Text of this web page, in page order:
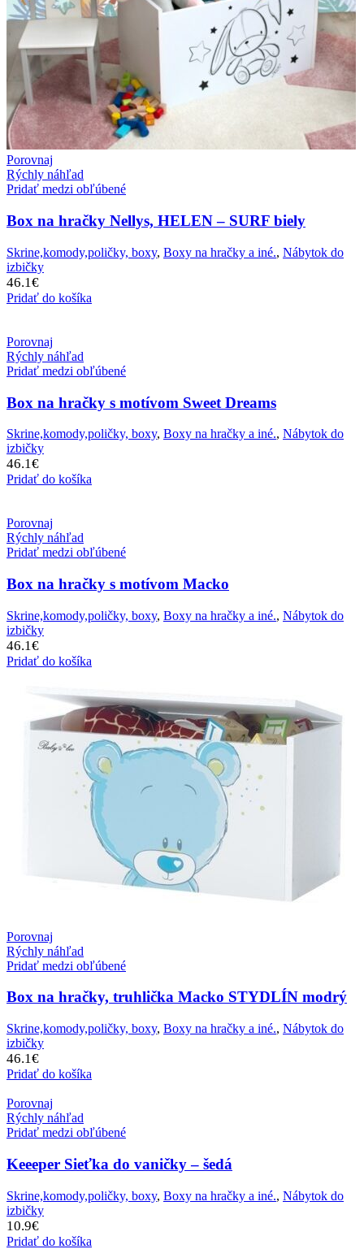
Porovnaj
Rýchly náhľad
Pridať medzi obľúbené
Box na hračky Nellys, HELEN – SURF biely
Skrine,komody,poličky, boxy, Boxy na hračky a iné., Nábytok do
izbičky
46.1€
Pridať do košíka
Porovnaj
Rýchly náhľad
Pridať medzi obľúbené
Box na hračky s motívom Sweet Dreams
Skrine,komody,poličky, boxy, Boxy na hračky a iné., Nábytok do
izbičky
46.1€
Pridať do košíka
Porovnaj
Rýchly náhľad
Pridať medzi obľúbené
Box na hračky s motívom Macko
Skrine,komody,poličky, boxy, Boxy na hračky a iné., Nábytok do
izbičky
46.1€
Pridať do košíka
Porovnaj
Rýchly náhľad
Pridať medzi obľúbené
Box na hračky, truhlička Macko STYDLÍN modrý
Skrine,komody,poličky, boxy, Boxy na hračky a iné., Nábytok do
izbičky
46.1€
Pridať do košíka
Porovnaj
Rýchly náhľad
Pridať medzi obľúbené
Keeeper Sieťka do vaničky – šedá
Skrine,komody,poličky, boxy, Boxy na hračky a iné., Nábytok do
izbičky
10.9€
Pridať do košíka